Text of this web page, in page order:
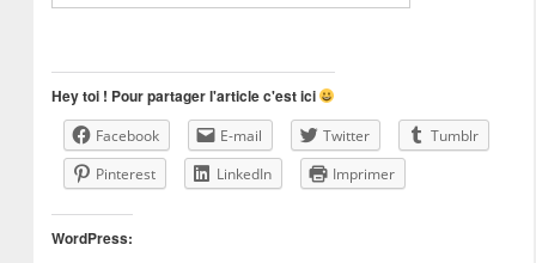
Hey toi ! Pour partager l'article c'est ici
Facebook E-mail Twitter
Tumblr
Pinterest
LinkedIn Imprimer
WordPress: